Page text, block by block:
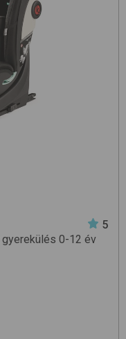
5
gyerekülés 0-12 év